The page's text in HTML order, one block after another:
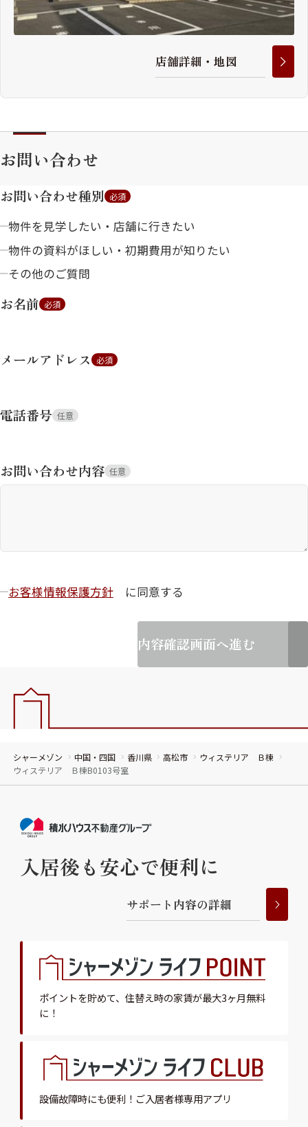
店舗詳細 ・地図
お問い合わせ
お問い合わせ種別 必須
物件を見学したい・店舗に行きたい
物件の資料がほしい・初期費用が知りたい
その他のご質問
お名前 必須
メールアドレス 必須
電話番号 任意
お問い合わせ内容 任意
お客様情報保護方針 に同意する
内容確認画面へ進む
シャーメゾン 中国・四国 香川県 高松市
ウィステリア Ｂ棟
ウィステリア Ｂ棟B0103号室
入居後も安心で便利に
サポー ト 内容の詳細
ポイントを貯めて、 住替え時の家賃が最大3ヶ月無料
に！
設備故障時にも便利！ ご入居者様専用アプリ